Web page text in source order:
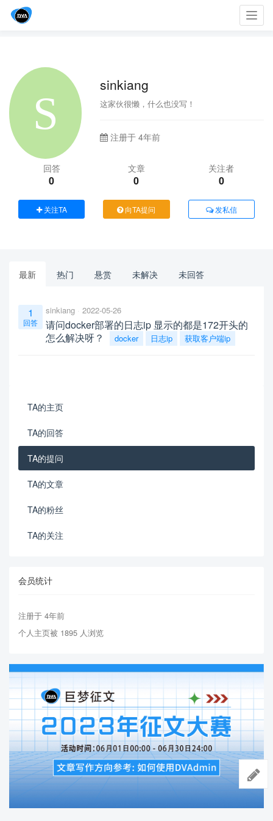
sinkiang
这家伙很懒，什么也没写！
注册于 4年前
回答
0
文章
0
关注者
0
关注TA 向TA提问 发私信
最新 热门 悬赏 未解决 未回答
1
回答
sinkiang 2022-05-26
请问docker部署的日志ip 显示的都是172开头的
怎么解决呀？
docker 日志ip 获取客户端ip
TA的主页
TA的回答
TA的提问
TA的文章
TA的粉丝
TA的关注
会员统计
注册于 4年前
个人主页被 1895 人浏览